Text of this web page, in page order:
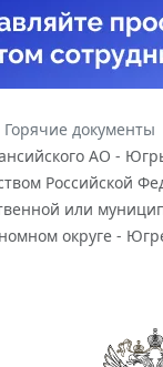
Горячие документы
АО -
Российской
или
округе -